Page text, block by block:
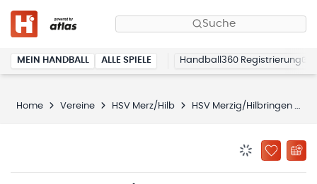
Suche
MEIN HANDBALL ALLE SPIELE Handball360 Registrierung
Home Vereine HSV Merz/Hilb HSV Merzig/Hilbringen 2
ZU